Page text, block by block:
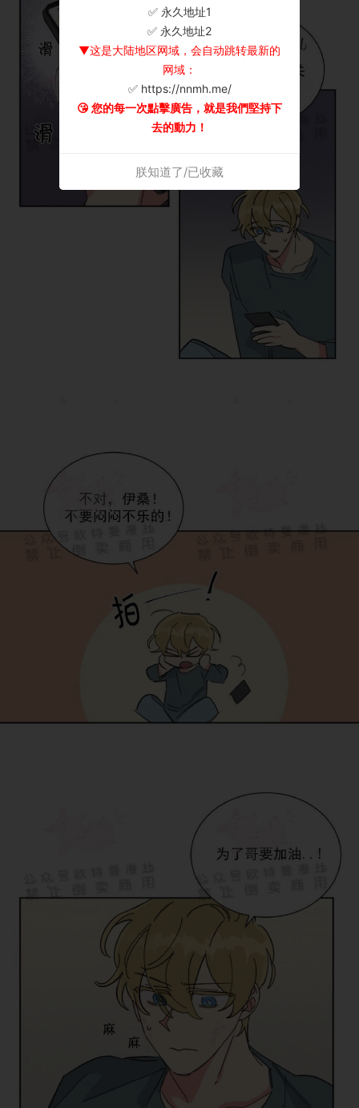
✅ 永久地址1
✅ 永久地址2
▼这是大陆地区网域，会自动跳转最新的
网域：
✅ https://nnmh.me/
😘 您的每一次點擊廣告，就是我們堅持下
去的動力！
朕知道了/已收藏